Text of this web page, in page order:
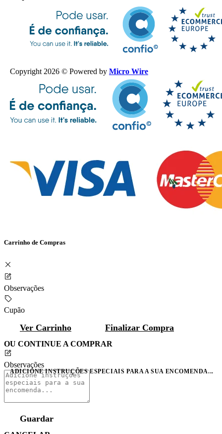
Copyright 2026 © Powered by Micro Wire
Carrinho de Compras
Observações
Cupão
Ver Carrinho Finalizar Compra
OU CONTINUE A COMPRAR
Observações
ADICIONE INSTRUÇÕES ESPECIAIS PARA A SUA ENCOMENDA...
Guardar